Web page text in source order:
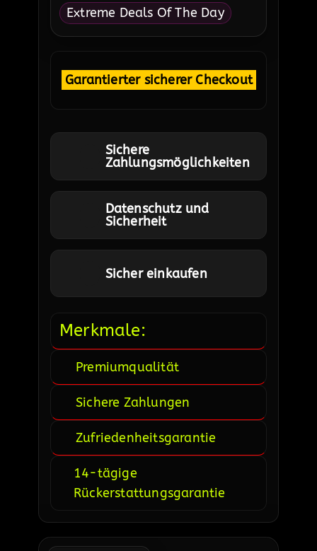
Extreme Deals Of The Day
Garantierter sicherer Checkout
Sichere
Zahlungsmöglichkeiten
Datenschutz und
Sicherheit
Sicher einkaufen
Merkmale:
Premiumqualität
Sichere Zahlungen
Zufriedenheitsgarantie
14-tägige
Rückerstattungsgarantie